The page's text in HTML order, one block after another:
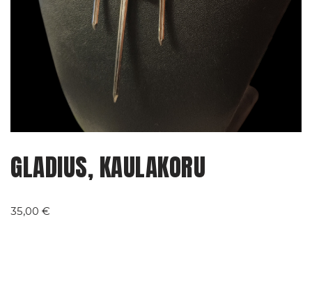
GLADIUS, KAULAKORU
35,00 €